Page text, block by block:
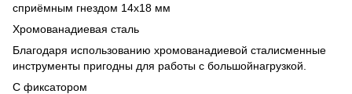
сприёмным гнездом 14x18 мм
Хромованадиевая сталь
Благодаря использованию хромованадиевой сталисменные
инструменты пригодны для работы с большойнагрузкой.
С фиксатором